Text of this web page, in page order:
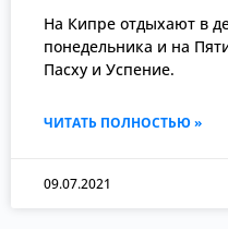
На Кипре отдыхают в
понедельника и на
Пасху и Успение.
ЧИТАТЬ ПОЛНОСТЬЮ »
09.07.2021